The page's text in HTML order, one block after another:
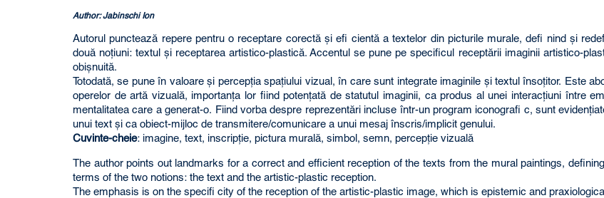
Author: Jabinschi Ion
Autorul punctează repere pentru o receptare corectă şi efi cientă a textelor din picturile murale, defi nind şi
două noţiuni: textul şi receptarea artistico-plastică. Accentul se pune pe specificul receptării imaginii artistico-
obişnuită.
Totodată, se pune în valoare şi percepţia spaţiului vizual, în care sunt integrate imaginile şi textul însoţitor. Este
operelor de artă vizuală, importanţa lor fiind potenţată de statutul imaginii, ca produs al unei interacţiuni între
mentalitatea care a generat-o. Fiind vorba despre reprezentări incluse într-un program iconografi c, sunt
unui text şi ca obiect-mijloc de transmitere/comunicare a unui mesaj înscris/implicit genului.
Cuvinte-cheie: imagine, text, inscripţie, pictura murală, simbol, semn, percepţie vizuală
The author points out landmarks for a correct and efficient reception of the texts from the mural paintings,
terms of the two notions: the text and the artistic-plastic reception.
The emphasis is on the specifi city of the reception of the artistic-plastic image, which is epistemic and